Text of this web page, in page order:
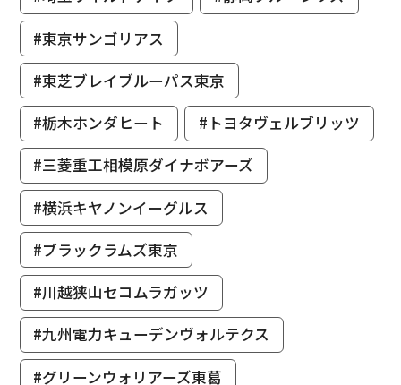
#東京サンゴリアス
#東芝ブレイブルーパス東京
#栃木ホンダヒート
#トヨタヴェルブリッツ
#三菱重工相模原ダイナボアーズ
#横浜キヤノンイーグルス
#ブラックラムズ東京
#川越狭山セコムラガッツ
#九州電力キューデンヴォルテクス
#グリーンウォリアーズ東葛